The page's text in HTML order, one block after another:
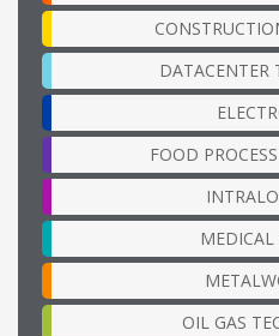
DATACENTER
FOOD
MEDICAL
OIL GAS